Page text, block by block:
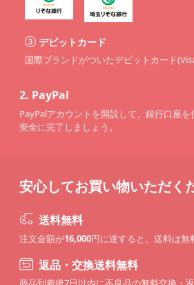
デビットカード
国際ブランドがついたデビットカード
2. PayPal
PayPalアカウントを開設して、銀行口座
安全に完了しましょう。
安心してお買い物いただく
送料無料
注文金額が16,000円に達すると、送料は無
返品・交換送料無料